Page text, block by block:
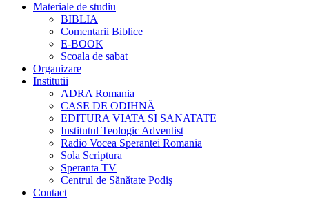
Materiale de studiu
BIBLIA
Comentarii Biblice
E-BOOK
Scoala de sabat
Organizare
Institutii
ADRA Romania
CASE DE ODIHNĂ
EDITURA VIATA SI SANATATE
Institutul Teologic Adventist
Radio Vocea Sperantei Romania
Sola Scriptura
Speranta TV
Centrul de Sănătate Podiş
Contact